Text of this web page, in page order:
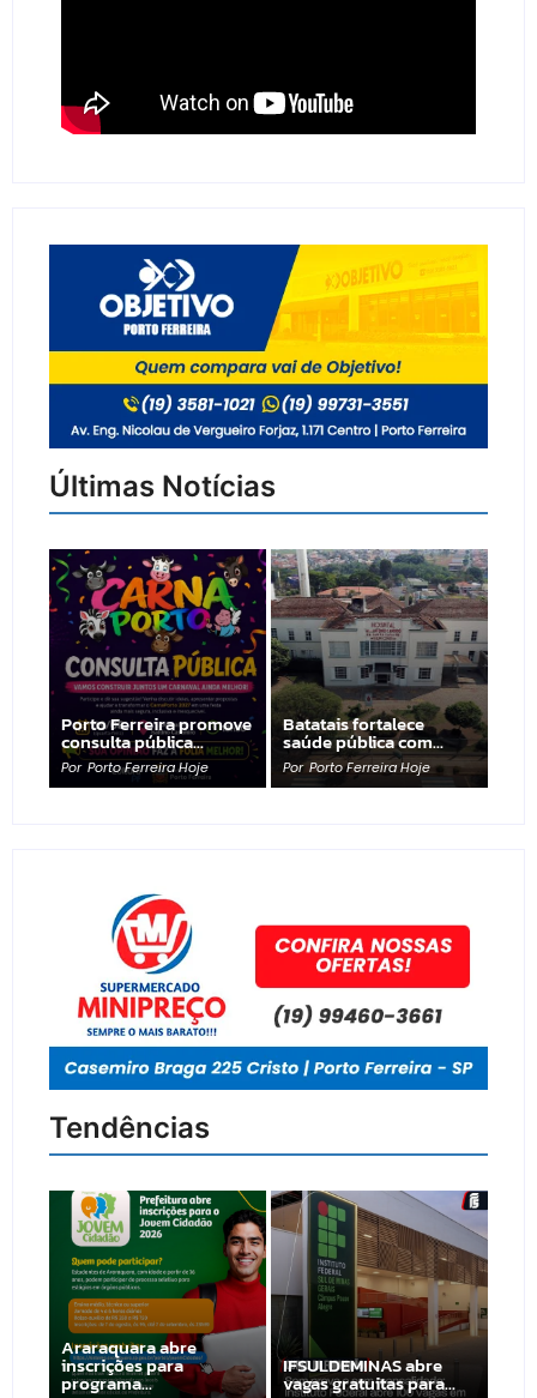
Últimas Notícias
Porto Ferreira promove
consulta pública…
Por Porto Ferreira Hoje
Batatais fortalece
saúde pública com…
Por Porto Ferreira Hoje
Tendências
Araraquara abre
inscrições para
programa…
IFSULDEMINAS abre
vagas gratuitas para…